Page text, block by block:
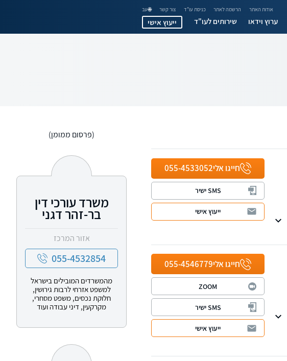
אודות האתר הרשמה לאתר כניסת עו"ד צור קשר 🌐 עב
ערוץ וידאו שירותים לעו"ד ייעוץ אישי
חייגו אלי055-4533052
SMS ישיר
ייעוץ אישי
חייגו אלי055-4546779
ZOOM
SMS ישיר
ייעוץ אישי
(פרסום ממומן)
משרד עורכי דין
בר-זהר דגני
אזור המרכז
055-4532854
מהמשרדים המובילים בישראל
למשפט אזרחי לרבות גירושין,
חלוקת נכסים, משפט מסחרי,
מקרקעין, דיני עבודה ועוד